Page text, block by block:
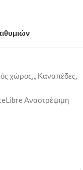
χώρος,,, Καναπέδες,
Αναστρέψιμη